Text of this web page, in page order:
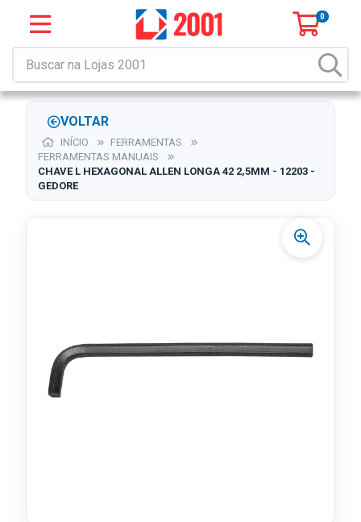
0
VOLTAR
INÍCIO
FERRAMENTAS
FERRAMENTAS MANUAIS
CHAVE L HEXAGONAL ALLEN LONGA 42 2,5MM - 12203 -
GEDORE